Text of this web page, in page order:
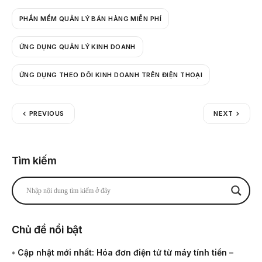
PHẦN MỀM QUẢN LÝ BÁN HÀNG MIỄN PHÍ
ỨNG DỤNG QUẢN LÝ KINH DOANH
ỨNG DỤNG THEO DÕI KINH DOANH TRÊN ĐIỆN THOẠI
PREVIOUS NEXT
Tìm kiếm
Chủ đề nổi bật
• Cập nhật mới nhất: Hóa đơn điện tử từ máy tính tiền –